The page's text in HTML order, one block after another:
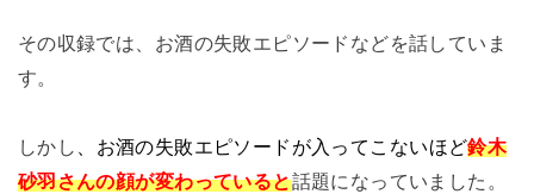
その収録では、お酒の失敗エピソードなどを話していま
す。
しかし お酒の失敗エピソードが入ってこないほど鈴木
砂羽さんの顔が変わっていると話題になっていました。